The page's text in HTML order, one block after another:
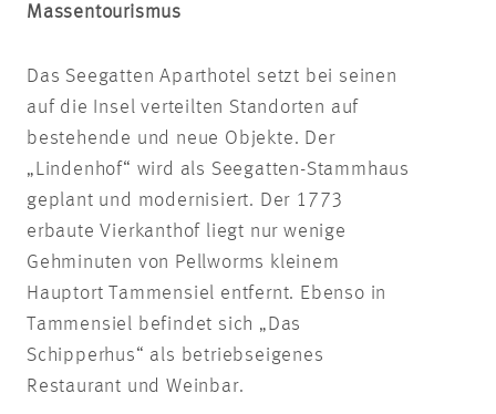
Massentourismus
Das Seegatten Aparthotel setzt bei seinen
auf die Insel verteilten Standorten auf
bestehende und neue Objekte. Der
„Lindenhof“ wird als Seegatten-Stammhaus
geplant und modernisiert. Der 1773
erbaute Vierkanthof liegt nur wenige
Gehminuten von Pellworms kleinem
Hauptort Tammensiel entfernt. Ebenso in
Tammensiel befindet sich „Das
Schipperhus“ als betriebseigenes
Restaurant und Weinbar.